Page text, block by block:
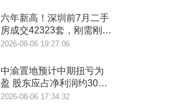
六年新高！深圳前7月二手
房成交42323套，刚需刚改
撑起"量的回归"
2026-08-06 19:27:06
中渝置地预计中期扭亏为
盈 股东应占净利润约3000
万港元
2026-08-06 17:34:32